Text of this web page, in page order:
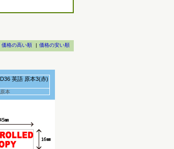
価格の高い順 | 価格の安い順
D36 英語 原本3(赤)
原本